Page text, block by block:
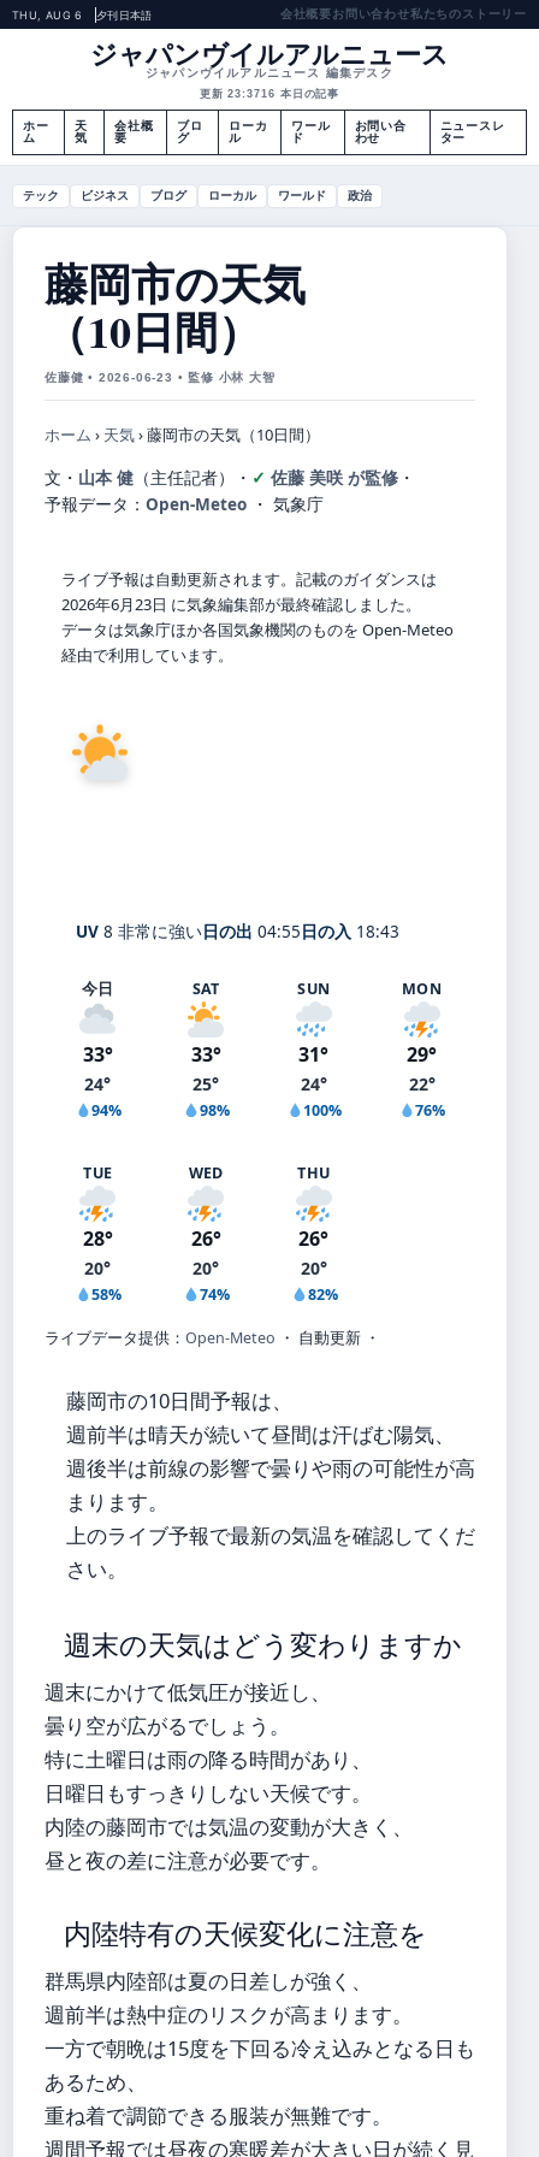
THU, AUG 6 夕刊日本語 会社概要お問い合わせ私たちのストーリー
ジャパンヴイルアルニュース
ジャパンヴイルアルニュース 編集デスク
更新 23:3716 本日の記事
ホー
ム
天
気
会社概
要
ブロ
グ
ローカ
ル
ワール
ド
お問い合
わせ
ニュースレ
ター
テック ビジネス ブログ ローカル ワールド 政治
藤岡市の天気
（10日間）
佐藤健 • 2026-06-23 • 監修 小林 大智
ホーム › 天気›藤岡市の天気（10日間）
文・ 山本 健 （主任記者） ・ 佐藤 美咲 が監修 ・
予報データ： Open-Meteo ・ 気象庁
ライブ予報は自動更新されます。記載のガイダンスは
2026年6月23日 に気象編集部が最終確認しました。
データは気象庁ほか各国気象機関のものを Open-Meteo
経由で利用しています。
UV 8 非常に強い日の出 04:55日の入 18:43
今日
33°
24°
94%
SAT
33°
25°
98%
SUN
31°
24°
100%
MON
29°
22°
76%
TUE
28°
20°
58%
WED
26°
20°
74%
THU
26°
20°
82%
ライブデータ提供： Open-Meteo ・ 自動更新 ・
藤岡市の10日間予報は、
週前半は晴天が続いて昼間は汗ばむ陽気、
週後半は前線の影響で曇りや雨の可能性が高
まります。
上のライブ予報で最新の気温を確認してくだ
さい。
週末の天気はどう変わりますか
週末にかけて低気圧が接近し、
曇り空が広がるでしょう。
特に土曜日は雨の降る時間があり、
日曜日もすっきりしない天候です。
内陸の藤岡市では気温の変動が大きく、
昼と夜の差に注意が必要です。
内陸特有の天候変化に注意を
群馬県内陸部は夏の日差しが強く、
週前半は熱中症のリスクが高まります。
一方で朝晩は15度を下回る冷え込みとなる日も
あるため、
重ね着で調節できる服装が無難です。
週間予報では昼夜の寒暖差が大きい日が続く見